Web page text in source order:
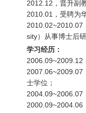
2012.12，晋升副
2010.01，受聘为
2010.02~2010.07
sity）从事博士后研
学习经历：
2006.09~2009.12
2007.06~2009.07
士学位；
2004.09~2006.07
2000.09~2004.06